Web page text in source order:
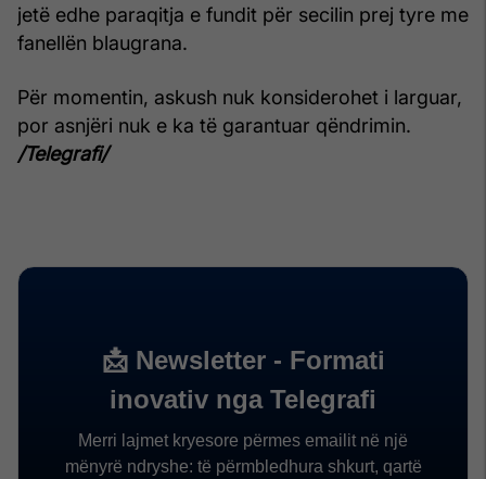
jetë edhe paraqitja e fundit për secilin prej tyre me
fanellën blaugrana.
Për momentin, askush nuk konsiderohet i larguar,
por asnjëri nuk e ka të garantuar qëndrimin.
/Telegrafi/